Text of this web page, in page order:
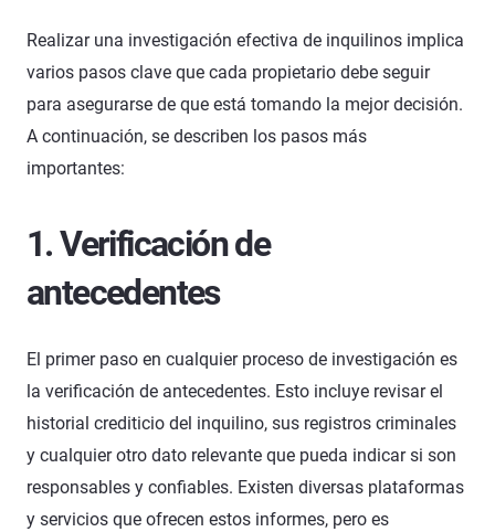
Realizar una investigación efectiva de inquilinos implica
varios pasos clave que cada propietario debe seguir
para asegurarse de que está tomando la mejor decisión.
A continuación, se describen los pasos más
importantes:
1. Verificación de
antecedentes
El primer paso en cualquier proceso de investigación es
la verificación de antecedentes. Esto incluye revisar el
historial crediticio del inquilino, sus registros criminales
y cualquier otro dato relevante que pueda indicar si son
responsables y confiables. Existen diversas plataformas
y servicios que ofrecen estos informes, pero es